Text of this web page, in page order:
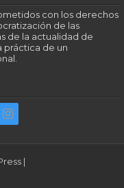
con los derechos
de las
de la actualidad de
práctica de un
|